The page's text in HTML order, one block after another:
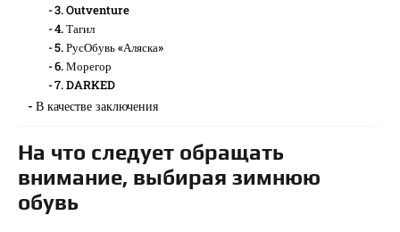
3. Outventure
4. Тагил
5. РусОбувь «Аляска»
6. Морегор
7. DARKED
В качестве заключения
На что следует обращать
внимание, выбирая зимнюю
обувь